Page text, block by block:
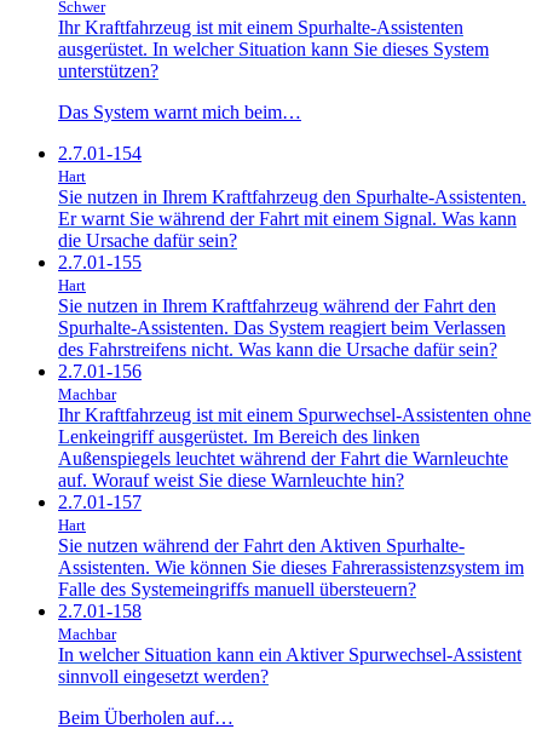
Schwer
Ihr Kraftfahrzeug ist mit einem Spurhalte-Assistenten
ausgerüstet. In welcher Situation kann Sie dieses System
unterstützen?
Das System warnt mich beim…
2.7.01-154
Hart
Sie nutzen in Ihrem Kraftfahrzeug den Spurhalte-Assistenten.
Er warnt Sie während der Fahrt mit einem Signal. Was kann
die Ursache dafür sein?
2.7.01-155
Hart
Sie nutzen in Ihrem Kraftfahrzeug während der Fahrt den
Spurhalte-Assistenten. Das System reagiert beim Verlassen
des Fahrstreifens nicht. Was kann die Ursache dafür sein?
2.7.01-156
Machbar
Ihr Kraftfahrzeug ist mit einem Spurwechsel-Assistenten ohne
Lenkeingriff ausgerüstet. Im Bereich des linken
Außenspiegels leuchtet während der Fahrt die Warnleuchte
auf. Worauf weist Sie diese Warnleuchte hin?
2.7.01-157
Hart
Sie nutzen während der Fahrt den Aktiven Spurhalte-
Assistenten. Wie können Sie dieses Fahrerassistenzsystem im
Falle des Systemeingriffs manuell übersteuern?
2.7.01-158
Machbar
In welcher Situation kann ein Aktiver Spurwechsel-Assistent
sinnvoll eingesetzt werden?
Beim Überholen auf…